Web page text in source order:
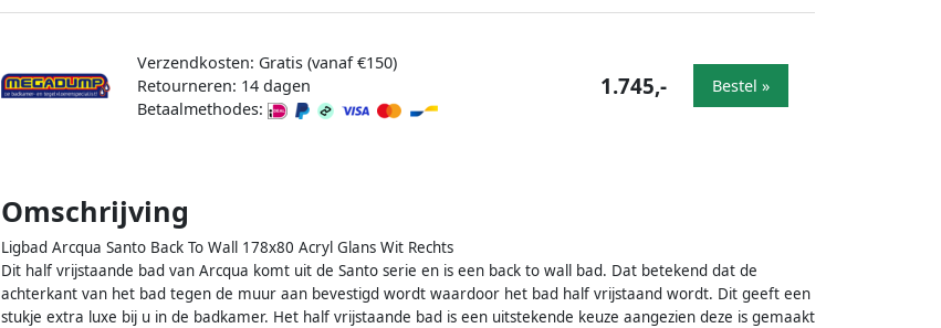
Verzendkosten: Gratis (vanaf €150)
Retourneren: 14 dagen
Betaalmethodes:
1.745,- Bestel »
Omschrijving
Ligbad Arcqua Santo Back To Wall 178x80 Acryl Glans Wit Rechts
Dit half vrijstaande bad van Arcqua komt uit de Santo serie en is een back to wall bad. Dat betekend dat de
achterkant van het bad tegen de muur aan bevestigd wordt waardoor het bad half vrijstaand wordt. Dit geeft een
stukje extra luxe bij u in de badkamer. Het half vrijstaande bad is een uitstekende keuze aangezien deze is gemaakt